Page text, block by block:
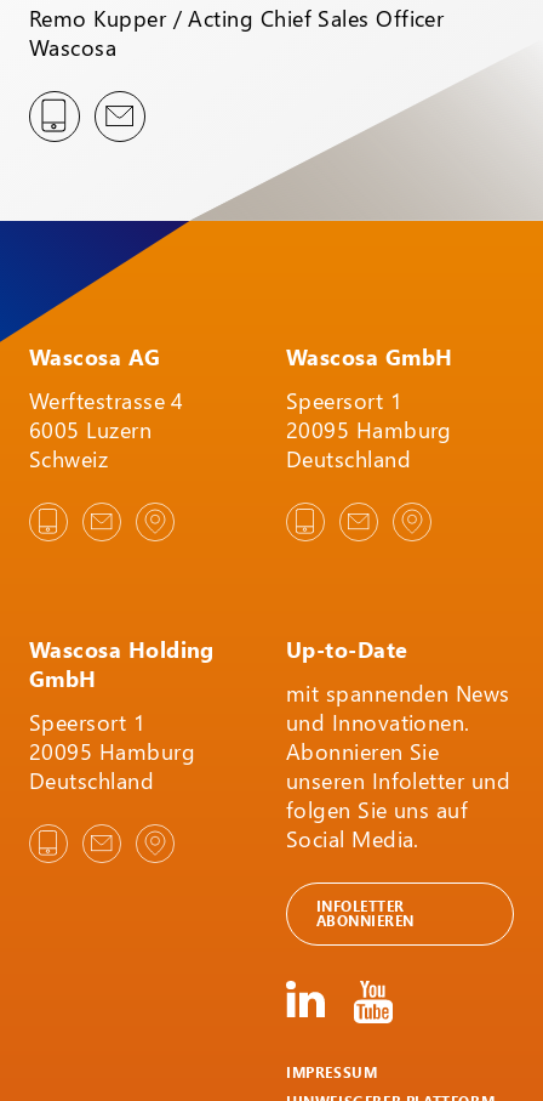
Remo Kupper / Acting Chief Sales Officer
Wascosa
Wascosa AG
Werftestrasse 4
6005 Luzern
Schweiz
Wascosa GmbH
Speersort 1
20095 Hamburg
Deutschland
Wascosa Holding
GmbH
Speersort 1
20095 Hamburg
Deutschland
Up-to-Date
mit spannenden News
und Innovationen.
Abonnieren Sie
unseren Infoletter und
folgen Sie uns auf
Social Media.
INFOLETTER
ABONNIEREN
IMPRESSUM